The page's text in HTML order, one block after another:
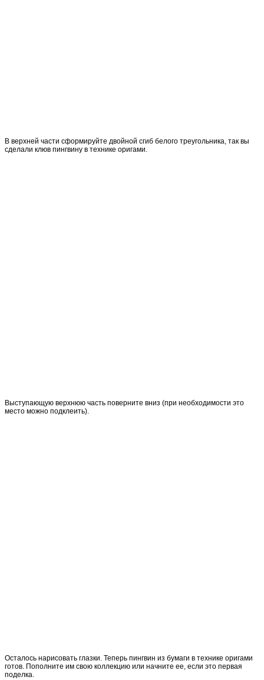
В верхней части сформируйте двойной сгиб белого треугольника, так вы
сделали клюв пингвину в технике оригами.
Выступающую верхнюю часть поверните вниз (при необходимости это
место можно подклеить).
Осталось нарисовать глазки. Теперь пингвин из бумаги в технике оригами
готов. Пополните им свою коллекцию или начните ее, если это первая
поделка.